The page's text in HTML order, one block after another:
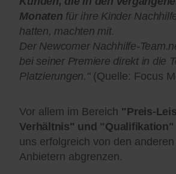
Monaten für ihre Kinder
hatten, machten mit.
Der Newcomer Nachhilfe-
bei seiner Premiere direkt in die
Platzierungen."(Quelle: Focus
Vor allem im Bereich "Preis-
Verhältnis" und "Qualifikation"
uns erfolgreich von den
Anbietern abgrenzen.